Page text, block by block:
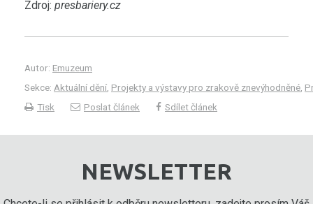
Zdroj: presbariery.cz
Autor: Emuzeum
Sekce: Aktuální dění Projekty a výstavy pro zrakově znevýhodněné
Tisk
Poslat článek Sdílet článek
NEWSLETTER